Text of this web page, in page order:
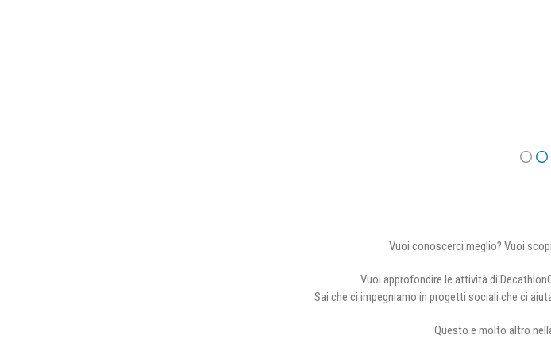
Vuoi conoscerci meglio? Vuoi
Vuoi approfondire le attività di
Sai che ci impegniamo in progetti sociali che ci
Questo e molto altro